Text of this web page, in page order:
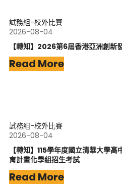
試務組-校外比賽
2026-08-04
【轉知】2026第6屆香港亞洲創新
Read More
試務組-校外比賽
2026-08-04
【轉知】115學年度國立清華大學
育計畫化學組招生考試
Read More